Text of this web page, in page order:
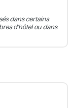
dans certains
d'hôtel ou dans